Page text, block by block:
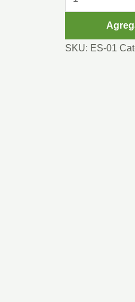
VERDE
CM
SKU: ES-01